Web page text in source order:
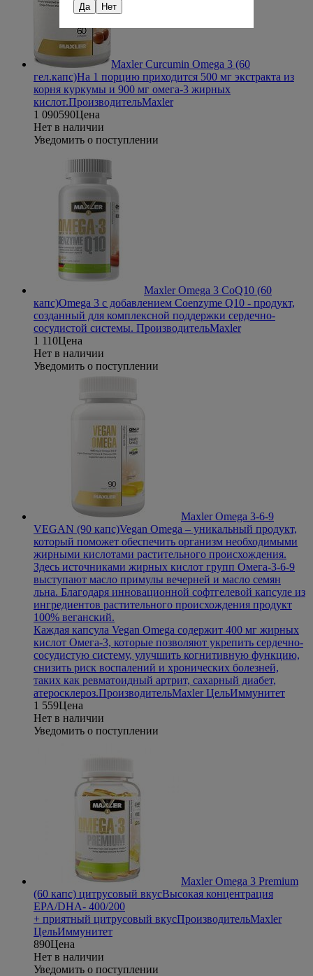
Maxler Curcumin Omega 3 (60
гел.капс)На 1 порцию приходится 500 мг экстракта из
корня куркумы и 900 мг омега-3 жирных
кислот.ПроизводительMaxler
1 090590Цена
Нет в наличии
Уведомить о поступлении
Maxler Omega 3 CoQ10 (60
капс)Omega 3 с добавлением Coenzyme Q10 - продукт,
созданный для комплексной поддержки сердечно-
сосудистой системы. ПроизводительMaxler
1 110Цена
Нет в наличии
Уведомить о поступлении
Maxler Omega 3-6-9
VEGAN (90 капс)Vegan Omega – уникальный продукт,
который поможет обеспечить организм необходимыми
жирными кислотами растительного происхождения.
Здесь источниками жирных кислот групп Омега-3-6-9
выступают масло примулы вечерней и масло семян
льна. Благодаря инновационной софтгелевой капсуле из
ингредиентов растительного происхождения продукт
100% веганский.
Каждая капсула Vegan Omega содержит 400 мг жирных
кислот Омега-3, которые позволяют укрепить сердечно-
сосудистую систему, улучшить когнитивную функцию,
снизить риск воспалений и хронических болезней,
таких как ревматоидный артрит, сахарный диабет,
атеросклероз.ПроизводительMaxler ЦельИммунитет
1 559Цена
Нет в наличии
Уведомить о поступлении
Maxler Omega 3 Premium
(60 капс) цитрусовый вкусВысокая концентрация
EPA/DHA- 400/200
+ приятный цитрусовый вкусПроизводительMaxler
ЦельИммунитет
890Цена
Нет в наличии
Уведомить о поступлении
Да Нет